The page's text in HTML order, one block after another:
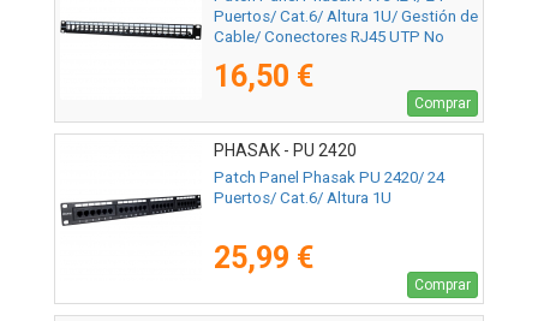
Puertos/ Cat.6/ Altura 1U/ Gestión de
Cable/ Conectores RJ45 UTP No
16,50 €
Comprar
PHASAK - PU 2420
Patch Panel Phasak PU 2420/ 24
Puertos/ Cat.6/ Altura 1U
25,99 €
Comprar